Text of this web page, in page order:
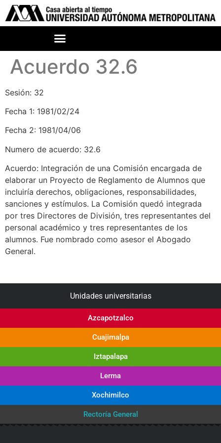
Acuerdo 32.6
Sesión: 32
Fecha 1: 1981/02/24
Fecha 2: 1981/04/06
Numero de acuerdo: 32.6
Acuerdo: Integración de una Comisión encargada de
elaborar un Proyecto de Reglamento de Alumnos que
incluiría derechos, obligaciones, responsabilidades,
sanciones y estímulos. La Comisión quedó integrada
por tres Directores de División, tres representantes del
personal académico y tres representantes de los
alumnos. Fue nombrado como asesor el Abogado
General.
Unidades universitarias
Azcapotzalco
Cuajimalpa
Iztapalapa
Lerma
Xochimilco
Rectoría General